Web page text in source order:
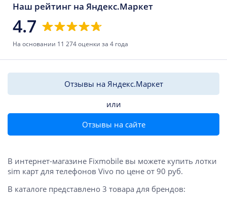
Наш рейтинг на Яндекс.Маркет
4.7
На основании 11 274 оценки за 4 года
Отзывы на Яндекс.Маркет
или
Отзывы на сайте
В интернет-магазине Fixmobile вы можете купить лотки
sim карт для телефонов Vivo по цене от 90 руб.
В каталоге представлено 3 товара для брендов: